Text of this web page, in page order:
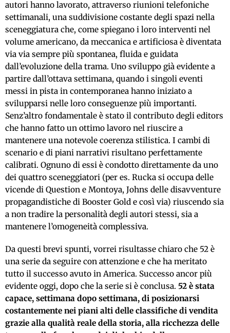
autori hanno lavorato, attraverso riunioni telefoniche
settimanali, una suddivisione costante degli spazi nella
sceneggiatura che, come spiegano i loro interventi nel
volume americano, da meccanica e artificiosa è diventata
via via sempre più spontanea, fluida e guidata
dall’evoluzione della trama. Uno sviluppo già evidente a
partire dall’ottava settimana, quando i singoli eventi
messi in pista in contemporanea hanno iniziato a
svilupparsi nelle loro conseguenze più importanti.
Senz’altro fondamentale è stato il contributo degli editors
che hanno fatto un ottimo lavoro nel riuscire a
mantenere una notevole coerenza stilistica. I cambi di
scenario e di piani narrativi risultano perfettamente
calibrati. Ognuno di essi è condotto direttamente da uno
dei quattro sceneggiatori (per es. Rucka si occupa delle
vicende di Question e Montoya, Johns delle disavventure
propagandistiche di Booster Gold e così via) riuscendo sia
a non tradire la personalità degli autori stessi, sia a
mantenere l’omogeneità complessiva.
Da questi brevi spunti, vorrei risultasse chiaro che 52 è
una serie da seguire con attenzione e che ha meritato
tutto il successo avuto in America. Successo ancor più
evidente oggi, dopo che la serie si è conclusa. 52 è stata
capace, settimana dopo settimana, di posizionarsi
costantemente nei piani alti delle classifiche di vendita
grazie alla qualità reale della storia, alla ricchezza delle